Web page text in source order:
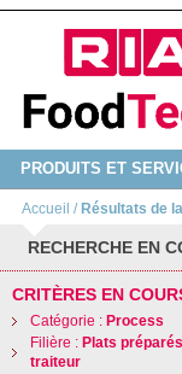
PRODUITS ET
Accueil / Résultats de
RECHERCHE EN
CRITÈRES EN
Catégorie : Process
Filière : Plats
traiteur